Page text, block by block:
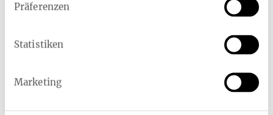
Präferenzen
Statistiken
Marketing
Online-Training Funktionelle Ganzkörperkräftigung von